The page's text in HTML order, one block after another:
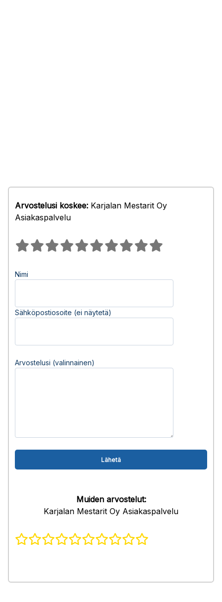
Arvostelusi koskee: Karjalan Mestarit Oy
Asiakaspalvelu
Nimi
Sähköpostiosoite (ei näytetä)
Arvostelusi (valinnainen)
Muiden arvostelut:
Karjalan Mestarit Oy Asiakaspalvelu